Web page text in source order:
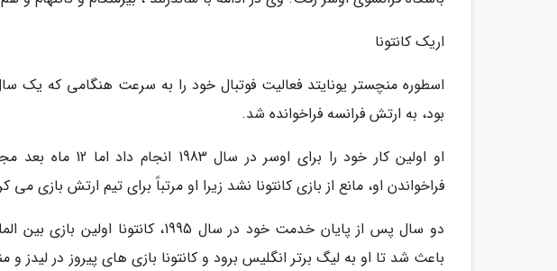
اریک کانتونا
اسطوره منچستر یونایتد فعالیت فوتبال خود را به سرعت هنگامی که
بود، به ارتش فرانسه فراخوانده شد.
او اولین کار خود را
فراخواندن او، مانع از بازی کانتونا نشد زیرا او مرتباً برای تیم ارتش بازی می
دو سال پس از پایان خدمت خود در سال